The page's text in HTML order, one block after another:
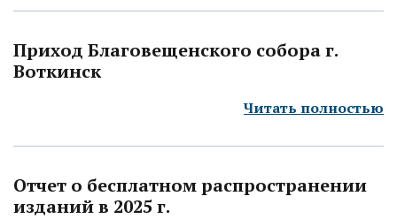
Приход Благовещенского собора г.
Воткинск
Читать полностью
Отчет о бесплатном распространении
изданий в 2025 г.